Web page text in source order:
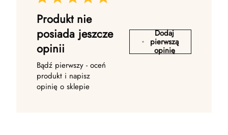
Produkt nie
posiada jeszcze
opinii
Bądź pierwszy - oceń
produkt i napisz
opinię o sklepie
Dodaj
pierwszą
opinię